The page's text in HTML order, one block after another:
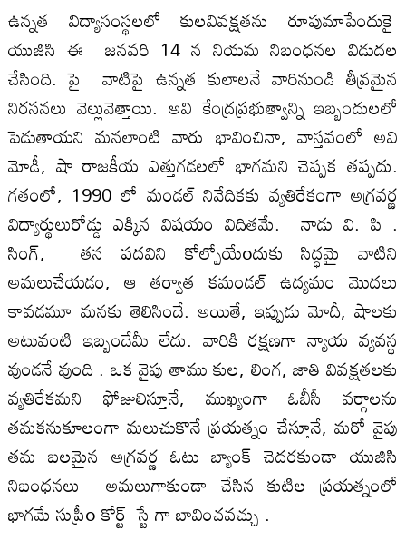
ఉన్నత విద్యాసంస్థలలో కులవివక్షతను రూపుమాపేందుకై
యుజిసి ఈ జనవరి 14 న నియమ నిబంధనల విడుదల
చేసింది. పై వాటిపై ఉన్నత కులాలనే వారినుండి తీవ్రమైన
నిరసనలు వెల్లువెత్తాయి. అవి కేంద్రప్రభుత్వాన్ని ఇబ్బందులలో
పెడుతాయని మనలాంటి వారు భావించినా, వాస్తవంలో అవి
మోడీ, షా రాజకీయ ఎత్తుగడలలో భాగమని చెప్పక తప్పదు.
గతంలో, 1990 లో మండల్ నివేదికకు వ్య‌తిరేకంగా అగ్రవర్ణ
విద్యార్థులురోడ్డు ఎక్కిన విషయం విదితమే. నాడు వి. పి .
సింగ్, తన పదవిని కోల్పోయేoదుకు సిద్ధమై వాటిని
అమలుచేయడం, ఆ తర్వాత కమండల్ ఉద్యమం మొదలు
కావడమూ మనకు తెలిసిందే. అయితే, ఇప్పుడు మోదీ, షాలకు
అటువంటి ఇబ్బందేమీ లేదు. వారికి రక్షణగా న్యాయ వ్యవస్థ
వుండనే వుంది . ఒక వైపు తాము కుల, లింగ, జాతి వివక్షతలకు
వ్యతిరేకమని ఫోజులిస్తూనే, ముఖ్యంగా ఓబీసీ వర్గాలను
తమకనుకూలంగా మలుచుకొనే ప్రయత్నం చేస్తూనే, మరో వైపు
తమ బలమైన అగ్రవర్ణ ఓటు బ్యాంక్ చెదరకుండా యుజిసి
నిబంధ‌న‌లు అమలుగాకుండా చేసిన కుటిల ప్రయత్నంలో
భాగమే సుప్రీo కోర్ట్ స్టే గా బావించవచ్చు .